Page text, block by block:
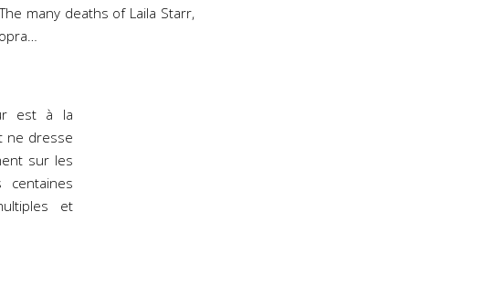
many deaths of Laila Starr,
est à la
ne dresse
sur les
et